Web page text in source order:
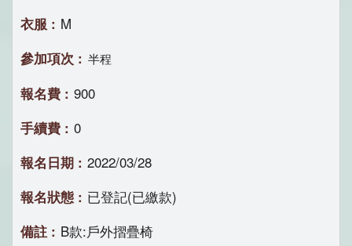
M
半程
900
0
2022/03/28
已登記(已繳款)
B款:戶外摺疊椅